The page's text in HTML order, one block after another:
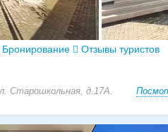
Бронирование Отзывы туристов
Старошкольная, д.17А.